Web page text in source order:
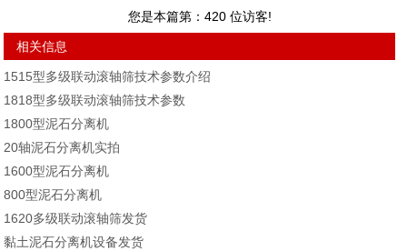
您是本篇第： 420位访客!
相关信息
1515型多级联动滚轴筛技术参数介绍
1818型多级联动滚轴筛技术参数
1800型泥石分离机
20轴泥石分离机实拍
1600型泥石分离机
800型泥石分离机
1620多级联动滚轴筛发货
黏土泥石分离机设备发货